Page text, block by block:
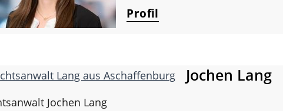
Profil
Jochen Lang
Jochen Lang